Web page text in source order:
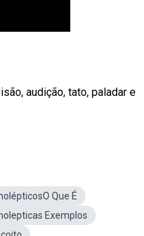
audição, tato, paladar e
Que É
Exemplos